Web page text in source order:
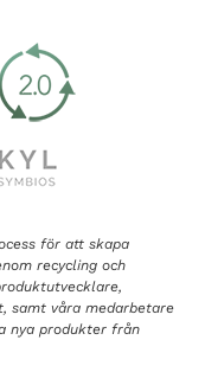
för att skapa
recycling och
samt våra medarbetare
nya produkter från